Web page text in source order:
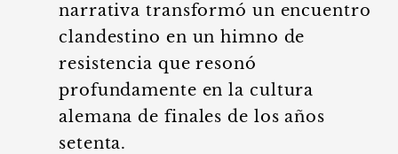
narrativa transformó un encuentro
clandestino en un himno de
resistencia que resonó
profundamente en la cultura
alemana de finales de los años
setenta.